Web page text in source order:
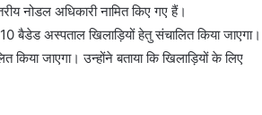
नोडल अधिकारी नामित किए गए हैं।
बैडेड अस्पताल खिलाड़ियों हेतु संचालित किया जाएगा।
जाएगा। उन्होंने बताया कि खिलाड़ियों के लिए